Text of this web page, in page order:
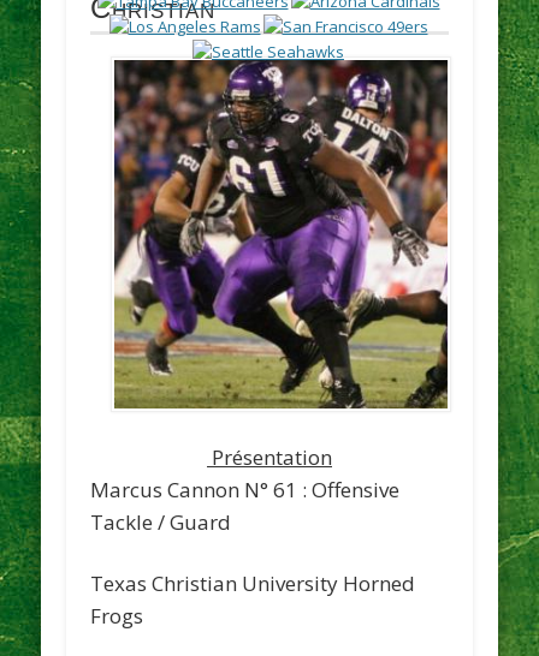
Christian
Présentation
Marcus Cannon N° 61 :Offensive
Tackle / Guard
Texas Christian University Horned
Frogs